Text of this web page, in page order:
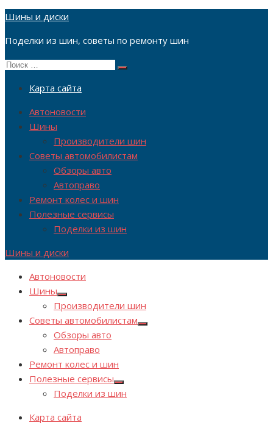
Перейти
содержимому
Шины и диски
Поделки из шин, советы по ремонту шин
Поиск
Поиск
Карта сайта
Автоновости
Шины
Производители шин
Советы автомобилистам
Обзоры авто
Автоправо
Ремонт колес и шин
Полезные сервисы
Поделки из шин
Шины и диски
Автоновости
Шины
Показывать
подменю
Производители шин
Советы автомобилистам
Показывать
Обзоры авто
Автоправо
Ремонт колес и шин
Полезные сервисы
Показывать
подменю
Поделки из шин
Карта сайта